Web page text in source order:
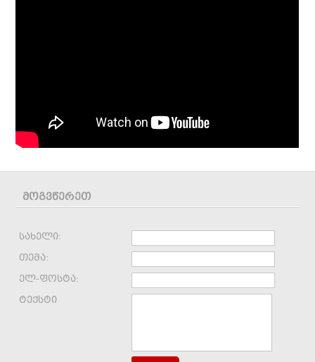
მოგვწერეთ
სახელი:
თემა:
ელ-ფოსტა:
ტექსტი